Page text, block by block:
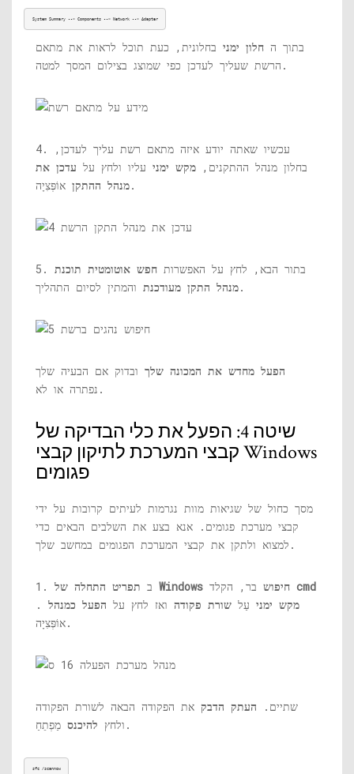
System Summary --> Components --> Network --> Adapter
בתוך ה חלון ימני בחלונית, כעת תוכל לראות את מתאם
הרשת שעליך לעדכן כפי שמוצג בצילום המסך למטה.
4. עכשיו שאתה יודע איזה מתאם רשת עליך לעדכן,
בחלון מנהל ההתקנים, מקש ימני עליו ולחץ על עדכן את
מנהל ההתקןאוֹפְּצִיָה.
5. בתור הבא, לחץ על האפשרות חפש אוטומטית תוכנת
מנהל התקן מעודכנתוהמתין לסיום התהליך.
הפעל מחדש את המכונה שלך ובדוק אם הבעיה שלך
נפתרה או לא.
שיטה 4: הפעל את כלי הבדיקה של
קבצי המערכת לתיקון קבצי Windows
פגומים
מסך כחול של שגיאות מוות נגרמות לעיתים קרובות על ידי
קבצי מערכת פגומים. אנא בצע את השלבים הבאים כדי
למצוא ולתקן את קבצי המערכת הפגומים במחשב שלך.
1. ב תפריט התחלה של Windows חיפוש cmd
.
מקש ימני עַל שורת פקודה ואז לחץ על הפעל כמנהל
אוֹפְּצִיָה.
שתיים. העתק הדבק את הפקודה הבאה לשורת הפקודה
ולחץ להיכנס מַפְתֵחַ.
sfc /scannow